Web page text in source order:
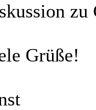
zu
Grüße!